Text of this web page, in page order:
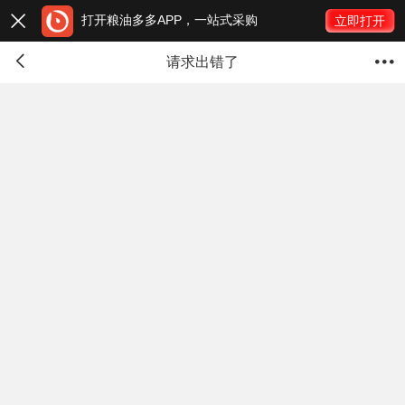
 打开粮油多多APP，一站式采购 立即打开
 请求出错了 